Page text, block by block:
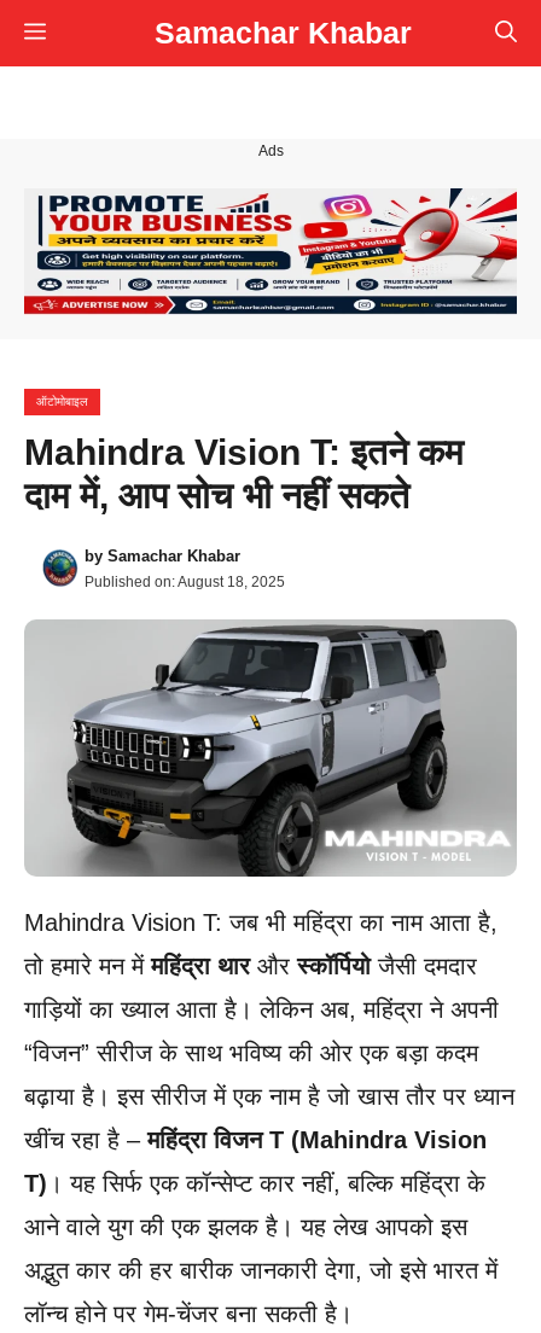
Skip
to
Samachar Khabar
Menu
Ads
ऑटोमोबाइल
Mahindra Vision T: इतने कम
दाम में, आप सोच भी नहीं सकते
by Samachar Khabar
Published on:August 18, 2025
Mahindra Vision T: जब भी महिंद्रा का नाम आता है,
तो हमारे मन मेंमहिंद्रा थारऔरस्कॉर्पियोजैसी दमदार
गाड़ियों का ख्याल आता है। लेकिन अब, महिंद्रा ने अपनी
“विजन” सीरीज के साथ भविष्य की ओर एक बड़ा कदम
बढ़ाया है। इस सीरीज में एक नाम है जो खास तौर पर ध्यान
खींच रहा है –महिंद्रा विजन T (Mahindra Vision
T) । यह सिर्फ एक कॉन्सेप्ट कार नहीं, बल्कि महिंद्रा के
आने वाले युग की एक झलक है। यह लेख आपको इस
अद्भुत कार की हर बारीक जानकारी देगा, जो इसे भारत में
लॉन्च होने पर गेम-चेंजर बना सकती है।